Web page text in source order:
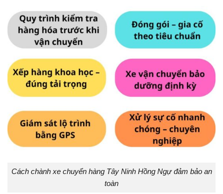
Cách chành xe chuyển hàng Tây Ninh Hồng Ngự đảm bảo an
toàn